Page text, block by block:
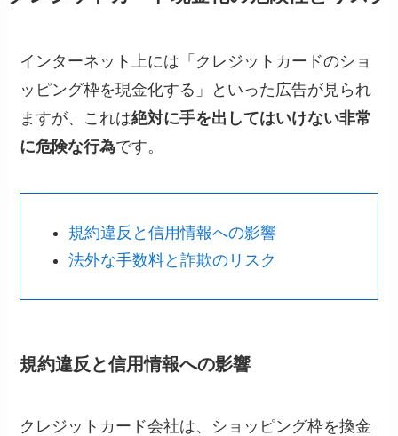
インターネット上には「クレジットカードのショ
ッピング枠を現金化する」といった広告が見られ
ますが、これは絶対に手を出してはいけない非常
に危険な行為です。
規約違反と信用情報への影響
法外な手数料と詐欺のリスク
規約違反と信用情報への影響
クレジットカード会社は、ショッピング枠を換金